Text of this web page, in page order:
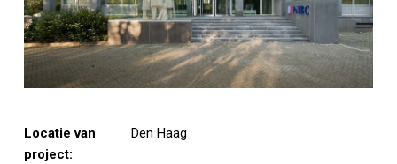
Locatie van
project:
Den Haag